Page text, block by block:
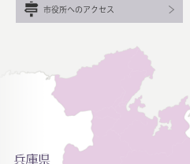
市役所へのアクセス